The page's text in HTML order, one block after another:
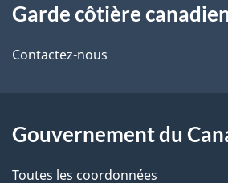
propos
de
site
Garde côtière
Contactez-nous
Gouvernement du
Toutes les coordonnées